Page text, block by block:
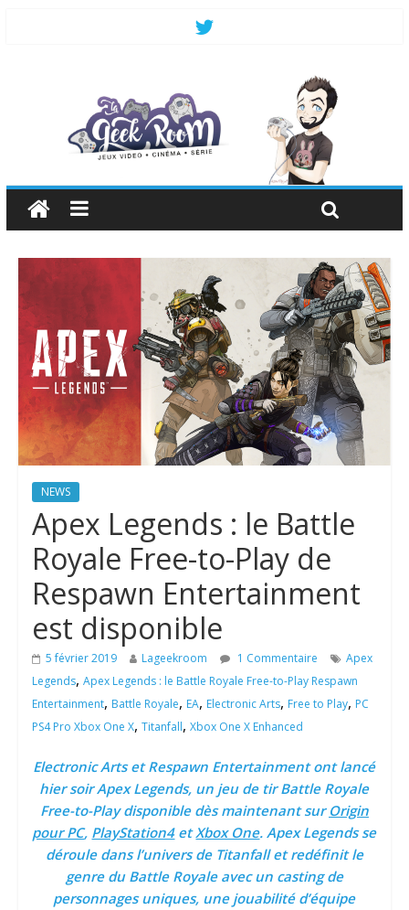
NEWS
Apex Legends : le Battle
Royale Free-to-Play de
Respawn Entertainment
est disponible
5 février 2019 Lageekroom 1 Commentaire
Apex
Legends, Apex Legends : le Battle Royale Free-to-Play Respawn
Entertainment, Battle Royale, EA, Electronic Arts, Free to Play, PC
PS4 Pro Xbox One X, Titanfall, Xbox One X Enhanced
Electronic Arts et Respawn Entertainment ont lancé
hier soir Apex Legends, un jeu de tir Battle Royale
Free-to-Play disponible dès maintenant sur Origin
pour PC, PlayStation4etXbox One. Apex Legends se
déroule dans l’univers de Titanfall et redéfinit le
genre du Battle Royale avec un casting de
personnages uniques, une jouabilité d’équipe